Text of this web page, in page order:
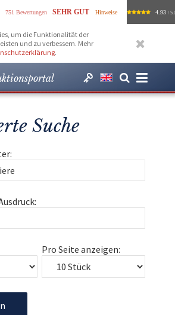
751 Bewertungen SEHR GUT Hinweise 4.93 /
um die Funktionalität der
und zu verbessern. Mehr
.
Suche
Pro Seite anzeigen: